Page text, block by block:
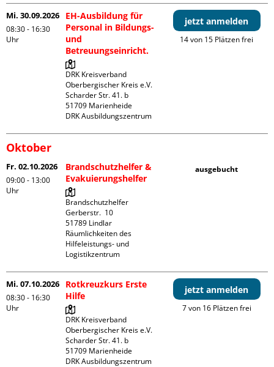
Mi. 30.09.2026
08:30 - 16:30
Uhr
EH-Ausbildung für
Personal in Bildungs-
und
Betreuungseinricht.
DRK Kreisverband
Oberbergischer Kreis e.V.
Scharder Str. 41. b
51709 Marienheide
DRK Ausbildungszentrum
jetzt anmelden
14 von 15 Plätzen frei
Oktober
Fr. 02.10.2026
09:00 - 13:00
Uhr
Brandschutzhelfer &
Evakuierungshelfer
Brandschutzhelfer
Gerberstr.  10
51789 Lindlar
Räumlichkeiten des
Hilfeleistungs- und
Logistikzentrum
ausgebucht
Mi. 07.10.2026
08:30 - 16:30
Uhr
Rotkreuzkurs Erste
Hilfe
DRK Kreisverband
Oberbergischer Kreis e.V.
Scharder Str. 41. b
51709 Marienheide
DRK Ausbildungszentrum
jetzt anmelden
7 von 16 Plätzen frei